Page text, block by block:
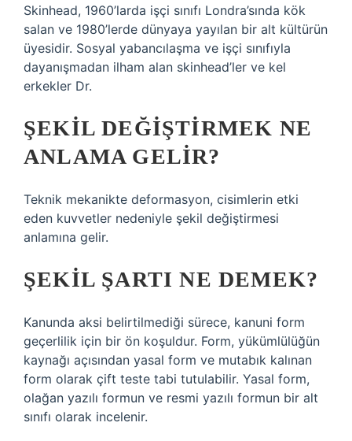
Skinhead, 1960’larda işçi sınıfı Londra’sında kök
salan ve 1980’lerde dünyaya yayılan bir alt kültürün
üyesidir. Sosyal yabancılaşma ve işçi sınıfıyla
dayanışmadan ilham alan skinhead’ler ve kel
erkekler Dr.
ŞEKIL DEĞIŞTIRMEK NE
ANLAMA GELIR?
Teknik mekanikte deformasyon, cisimlerin etki
eden kuvvetler nedeniyle şekil değiştirmesi
anlamına gelir.
ŞEKIL ŞARTI NE DEMEK?
Kanunda aksi belirtilmediği sürece, kanuni form
geçerlilik için bir ön koşuldur. Form, yükümlülüğün
kaynağı açısından yasal form ve mutabık kalınan
form olarak çift teste tabi tutulabilir. Yasal form,
olağan yazılı formun ve resmi yazılı formun bir alt
sınıfı olarak incelenir.